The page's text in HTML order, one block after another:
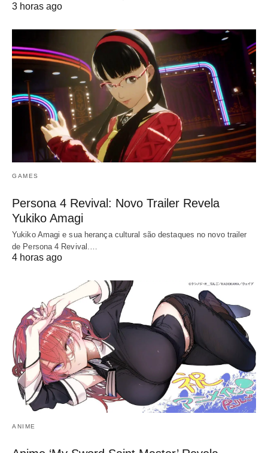
3 horas ago
GAMES
Persona 4 Revival: Novo Trailer Revela
Yukiko Amagi
Yukiko Amagi e sua herança cultural são destaques no novo trailer
de Persona 4 Revival.…
4 horas ago
ANIME